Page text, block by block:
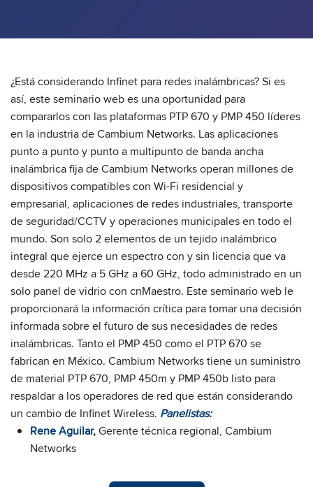
¿Está considerando Infinet para redes inalámbricas? Si es
así, este seminario web es una oportunidad para
compararlos con las plataformas PTP 670 y PMP 450 líderes
en la industria de Cambium Networks. Las aplicaciones
punto a punto y punto a multipunto de banda ancha
inalámbrica fija de Cambium Networks operan millones de
dispositivos compatibles con Wi-Fi residencial y
empresarial, aplicaciones de redes industriales, transporte
de seguridad/CCTV y operaciones municipales en todo el
mundo. Son solo 2 elementos de un tejido inalámbrico
integral que ejerce un espectro con y sin licencia que va
desde 220 MHz a 5 GHz a 60 GHz, todo administrado en un
solo panel de vidrio con cnMaestro. Este seminario web le
proporcionará la información crítica para tomar una decisión
informada sobre el futuro de sus necesidades de redes
inalámbricas. Tanto el PMP 450 como el PTP 670 se
fabrican en México. Cambium Networks tiene un suministro
de material PTP 670, PMP 450m y PMP 450b listo para
respaldar a los operadores de red que están considerando
un cambio de Infinet Wireless. Panelistas:
Rene Aguilar,Gerente técnica regional, Cambium
Networks